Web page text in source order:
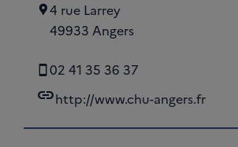
4 rue Larrey
49933 Angers
02 41 35 36 37
linkhttp://www.chu-angers.fr